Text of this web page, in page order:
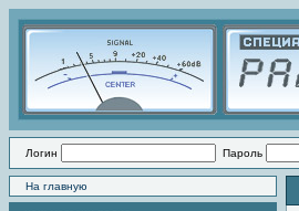
Логин Пароль
На главную